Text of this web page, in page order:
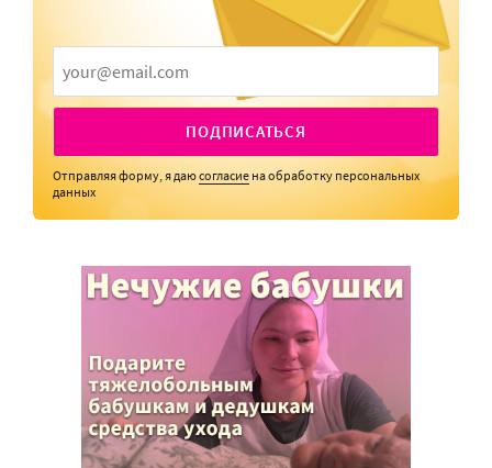
ПОДПИСАТЬСЯ
Отправляя форму, я даюсогласие на обработку персональных
данных